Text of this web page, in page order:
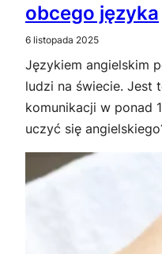
obcego języka
6 listopada 2025
Językiem angielskim
ludzi na świecie. Jest
komunikacji w ponad
uczyć się